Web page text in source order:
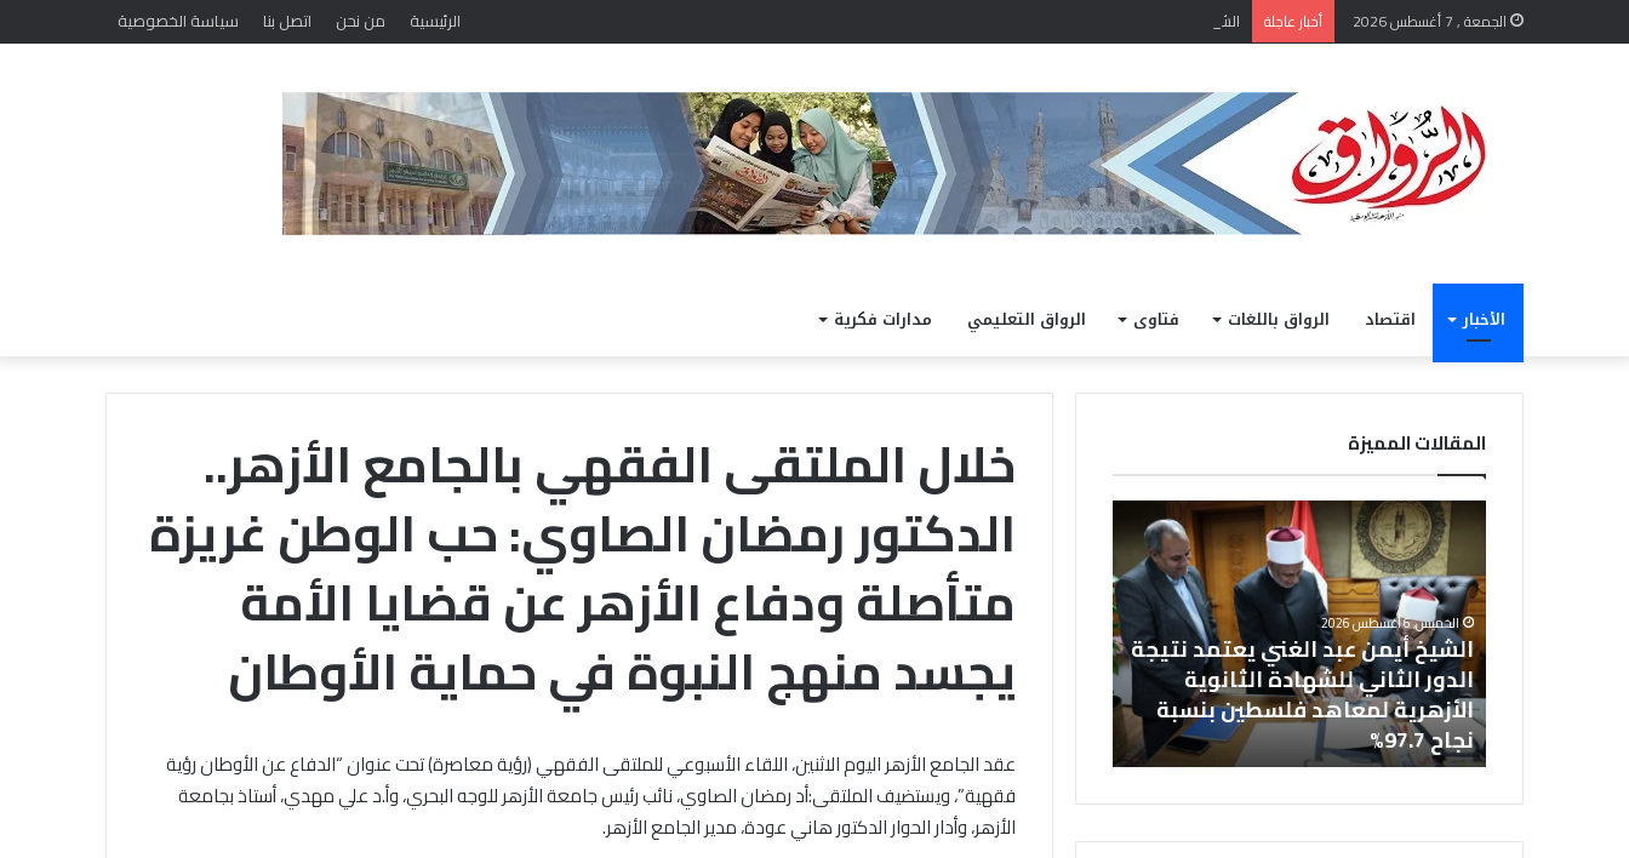
الجمعة , 7 أغسطس 2026 أخبار عاجلة الشيخ أيمن عبد الغني يعتمد نتيجة الدور الثاني للشهادة الثانوية الأزهرية لمعاهد فلسطين بنسبة نجاح 97.7% الرئيسية من نحن اتصل بنا سياسة الخصوصية
الأخبار اقتصاد الرواق باللغات فتاوى الرواق التعليمي مدارات فكرية
خلال الملتقى الفقهي بالجامع الأزهر..
الدكتور رمضان الصاوي: حب الوطن غريزة
متأصلة ودفاع الأزهر عن قضايا الأمة
يجسد منهج النبوة في حماية الأوطان
عقد الجامع الأزهر اليوم الاثنين، اللقاء الأسبوعي للملتقى الفقهي (رؤية معاصرة) تحت عنوان “الدفاع عن الأوطان رؤية
فقهية”، ويستضيف الملتقى:أد رمضان الصاوي، نائب رئيس جامعة الأزهر للوجه البحري، وأ.د علي مهدي، أستاذ بجامعة
الأزهر، وأدار الحوار الدكتور هاني عودة، مدير الجامع الأزهر.
المقالات المميزة
الغني
يعتمد
نتيجة
الدور
الثاني
للشهادة
الثانوية
الأزهرية
بنسبة
الخميس, 6 أغسطس 2026
الشيخ أيمن عبد الغني يعتمد نتيجة
الدور الثاني للشهادة الثانوية
الأزهرية لمعاهد فلسطين بنسبة
نجاح 97.7%
مشاركته
الملتقى
الفكري
الأوَّل
لمنطقة
وعظ
المنوفيَّة..
(البحوث
الإيمانيَّة
خلال مشاركته في الملتقى الفكري
الأوَّل لمنطقة وعظ المنوفيَّة.. أمين
(البحوث الإسلاميَّة): الهُويَّة
الإيمانيَّة والأخلاقيَّة حجر أساس
لتحقيق السِّلم المجتمعي ومصدر
الداخلية
تفتح
باب
التقديم
لحج
القرعة
2027..
المواعيد
والشروط
الكاملة
الخميس, 6 أغسطس 2026
الداخلية تفتح باب التقديم لحج
القرعة 2027.. المواعيد وطرق
ملتقى
الجامع
الأزهر
للقضايا
حفظ
الأمانة
الغش
والتدليس
من
الخميس, 6 أغسطس 2026
خلال ملتقى الجامع الأزهر للقضايا
المعاصرة: حفظ الأمانة والابتعاد عن
الغش والتدليس من أهم أسباب